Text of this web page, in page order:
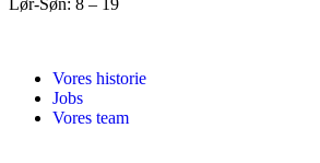
Lør-Søn: 8 – 19
Vores historie
Jobs
Vores team